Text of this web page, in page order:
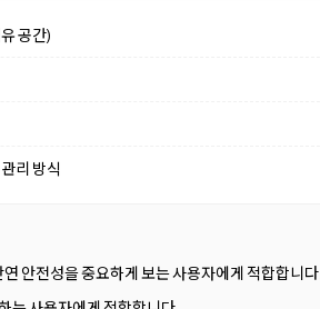
공간)
리 방식
안전성을 중요하게 보는 사용자에게 적합합니다.